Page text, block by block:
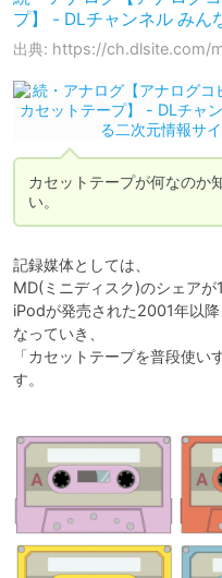
プ】 - DLチャンネル みん
出典: https://ch.dlsite.com/
カセットテープが何なのか
い。
記録媒体としては、
MD(ミニディスク)のシェアが
iPodが発売された2001年以
なっていき、
「カセットテープを普段使
す。